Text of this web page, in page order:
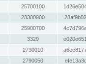
25700100
23300900
25900700
3329
2730010
2790050